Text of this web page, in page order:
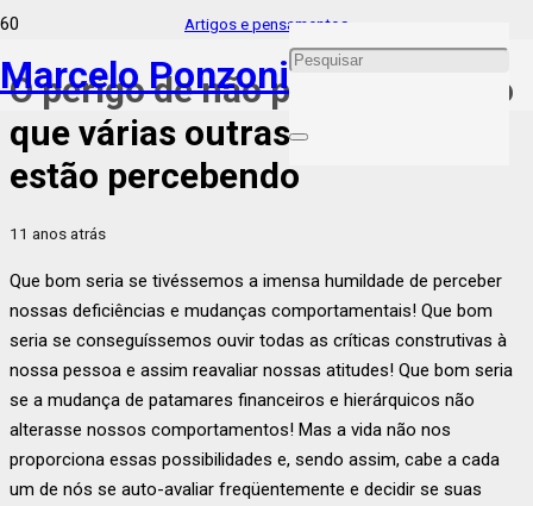
Marcelo Ponzoni
Artigos e pensamentos
O perigo de não percebermos o
que várias outras pessoas
estão percebendo
11 anos atrás
Que bom seria se tivéssemos a imensa humildade de perceber
nossas deficiências e mudanças comportamentais! Que bom
seria se conseguíssemos ouvir todas as críticas construtivas à
nossa pessoa e assim reavaliar nossas atitudes! Que bom seria
se a mudança de patamares financeiros e hierárquicos não
alterasse nossos comportamentos! Mas a vida não nos
proporciona essas possibilidades e, sendo assim, cabe a cada
um de nós se auto-avaliar freqüentemente e decidir se suas